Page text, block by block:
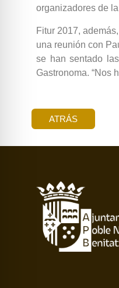
organizadores de
Fitur 2017,
una reunión con
se han sentado
Gastronoma. “Nos
ATRÁS